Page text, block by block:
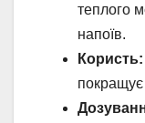
теплого
напоїв.
Користь:
покращує